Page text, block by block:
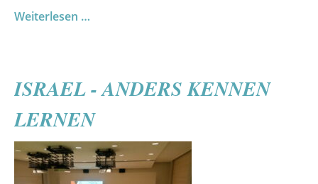
Weiterlesen …
Schwarz-
Gold
in
Pommern
1924-
ISRAEL - ANDERS KENNEN
LERNEN